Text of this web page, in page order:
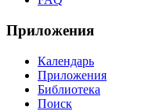
Приложения
Календарь
Приложения
Библиотека
Поиск